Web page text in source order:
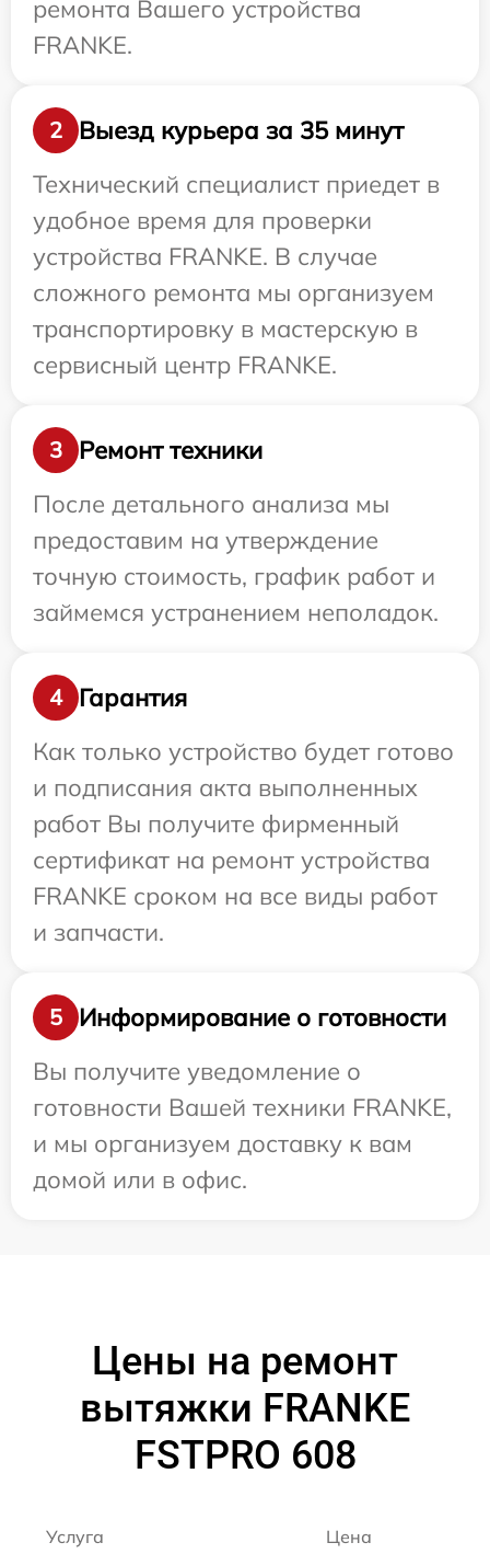
ремонта Вашего устройства
FRANKE.
2
Выезд курьера за 35 минут
Технический специалист приедет в
удобное время для проверки
устройства FRANKE. В случае
сложного ремонта мы организуем
транспортировку в мастерскую в
сервисный центр FRANKE.
3
Ремонт техники
После детального анализа мы
предоставим на утверждение
точную стоимость, график работ и
займемся устранением неполадок.
4
Гарантия
Как только устройство будет готово
и подписания акта выполненных
работ Вы получите фирменный
сертификат на ремонт устройства
FRANKE сроком на все виды работ
и запчасти.
5
Информирование о готовности
Вы получите уведомление о
готовности Вашей техники FRANKE,
и мы организуем доставку к вам
домой или в офис.
Цены на ремонт
вытяжки FRANKE
FSTPRO 608
Услуга Цена